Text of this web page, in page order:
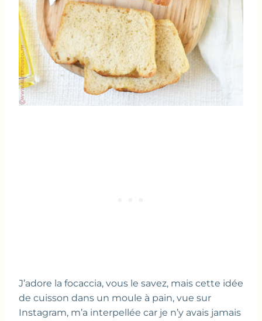
J’adore la focaccia, vous le savez, mais cette idée
de cuisson dans un moule à pain, vue sur
Instagram, m’a interpellée car je n’y avais jamais